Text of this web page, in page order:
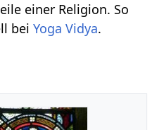
einer Religion. So
beiYoga Vidya.